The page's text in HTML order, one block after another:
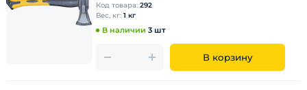
Код товара: 292
Вес, кг: 1 кг
В наличии 3 шт
В корзину